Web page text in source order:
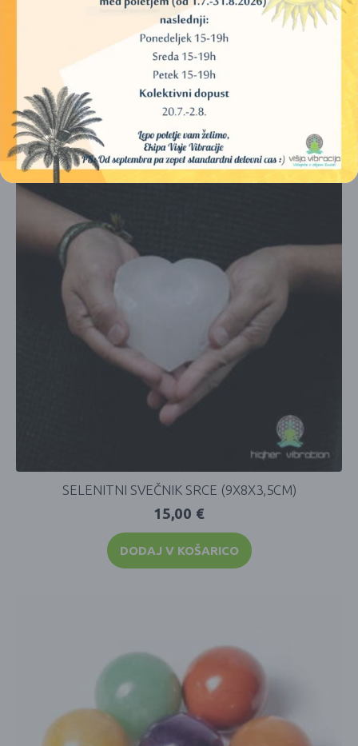
ŠUNGIT – ŽEPNI KRISTAL, BRUŠEN (4-5 CM)
5,00€
DODAJ V KOŠARICO
SELENITNI SVEČNIK SRCE (9X8X3,5CM)
15,00 €
DODAJ V KOŠARICO